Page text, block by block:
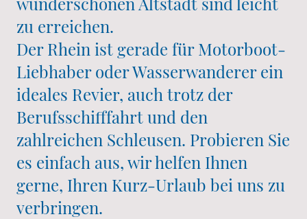
zu erreichen.
Der Rhein ist gerade für Motorboot-
Liebhaber oder Wasserwanderer ein
ideales Revier, auch trotz der
Berufsschifffahrt und den
zahlreichen Schleusen. Probieren Sie
es einfach aus, wir helfen Ihnen
gerne, Ihren Kurz-Urlaub bei uns zu
verbringen.